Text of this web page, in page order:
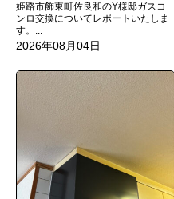
姫路市飾東町佐良和のY様邸ガスコ
ンロ交換についてレポートいたしま
す。...
2026年08月04日